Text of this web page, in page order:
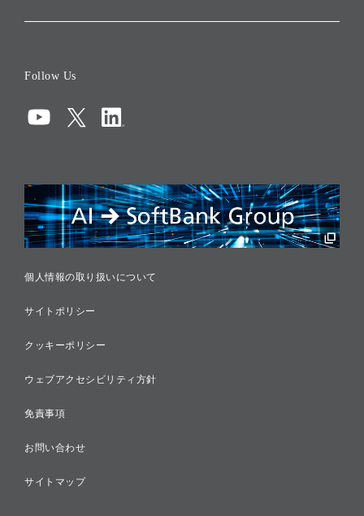
コンプライアンス
リスクマネジメント
税務に対する取り組み
採用情報
Follow Us
個人情報の取り扱いについて
サイトポリシー
クッキーポリシー
ウェブアクセシビリティ方針
免責事項
お問い合わせ
サイトマップ